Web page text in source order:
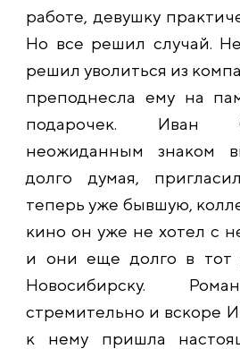
работе, девушку
Но все решил случай.
решил уволиться из
преподнесла ему на
подарочек. Иван
неожиданным знаком
долго думая,
теперь уже бывшую,
кино он уже не хотел с
и они еще долго в тот
Новосибирску.
стремительно и вскоре
к нему пришла